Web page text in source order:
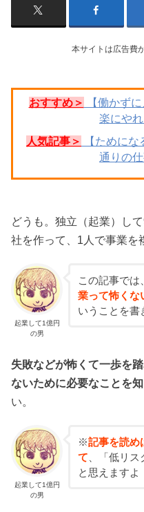
本サイトは広告費
おすすめ＞
【働かず
楽にや
人気記事＞
【ために
通りの
どうも。独立（起業）し
社を作って、1人で事業を
起業して1億円
の男
この記事では
業って怖くな
いうことを書
失敗などが怖くて一歩を
ないために必要なことを
い。
起業して1億円
の男
※記事を読め
て 、「低リ
と思えますよ